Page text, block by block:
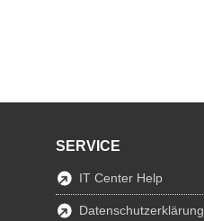
SERVICE
IT Center Help
Datenschutzerklärung